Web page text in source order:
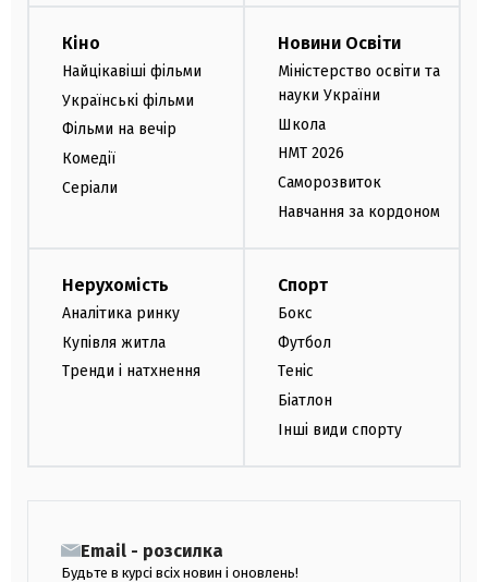
Кіно
Найцікавіші фільми
Українські фільми
Фільми на вечір
Комедії
Серіали
Новини Освіти
Міністерство освіти та
науки України
Школа
НМТ 2026
Саморозвиток
Навчання за кордоном
Нерухомість
Аналітика ринку
Купівля житла
Тренди і натхнення
Спорт
Бокс
Футбол
Теніс
Біатлон
Інші види спорту
Email - розсилка
Будьте в курсі всіх новин і оновлень!